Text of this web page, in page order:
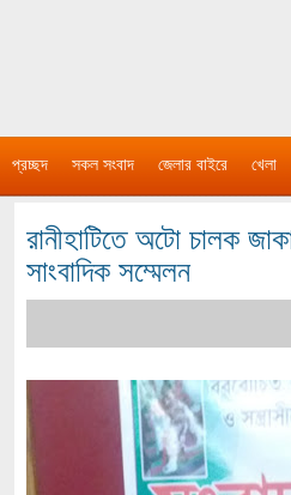
প্রচ্ছদ সকল সংবাদ জেলার বাইরে খেলা
রানীহাটিতে অটো চালক
সাংবাদিক সম্মেলন